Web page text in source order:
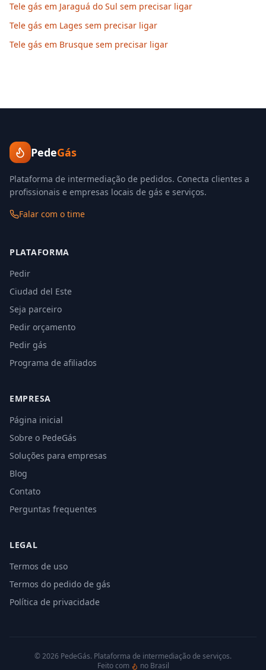
Tele gás em Jaraguá do Sul sem precisar ligar
Tele gás em Lages sem precisar ligar
Tele gás em Brusque sem precisar ligar
PedeGás
Plataforma de intermediação de pedidos. Conecta clientes a
profissionais e empresas locais de gás e serviços.
Falar com o time
PLATAFORMA
Pedir
Ciudad del Este
Seja parceiro
Pedir orçamento
Pedir gás
Programa de afiliados
EMPRESA
Página inicial
Sobre o PedeGás
Soluções para empresas
Blog
Contato
Perguntas frequentes
LEGAL
Termos de uso
Termos do pedido de gás
Política de privacidade
©2026 PedeGás. Plataforma de intermediação de serviços.
Feito com
no Brasil